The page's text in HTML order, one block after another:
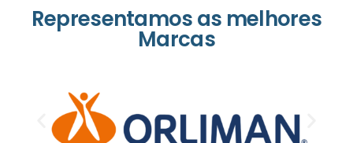
Representamos as melhores
Marcas